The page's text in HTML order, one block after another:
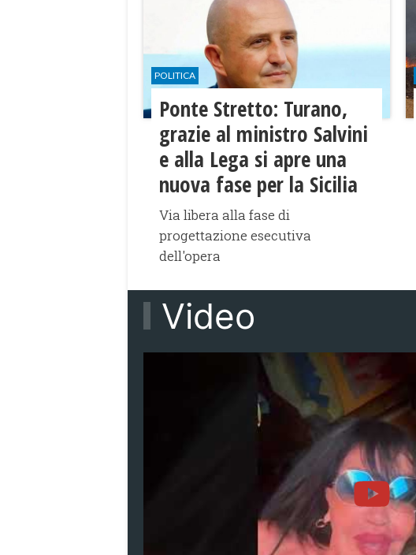
POLITICA
Ponte Stretto: Turano,
grazie al ministro Salvini
e alla Lega si apre una
nuova fase per la Sicilia
Via libera alla fase di
progettazione esecutiva
dell'opera
Video